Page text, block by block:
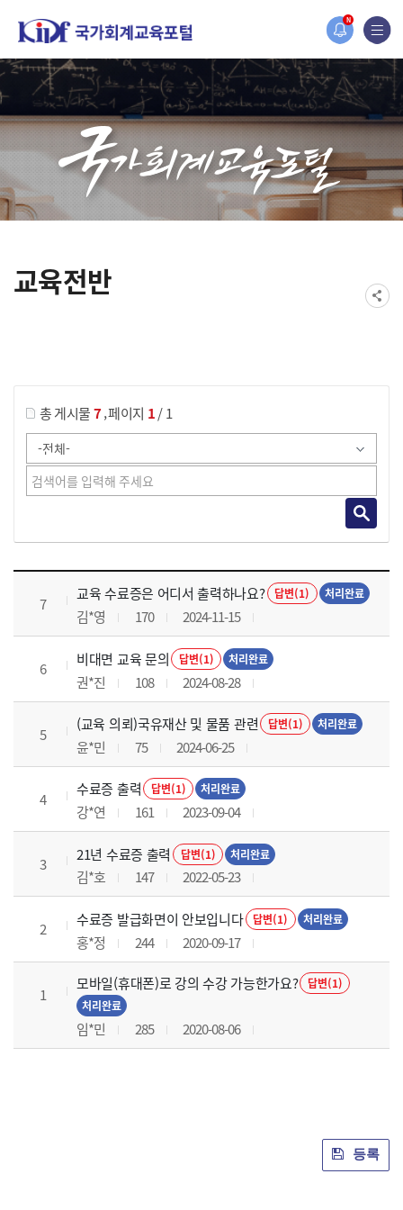
N
홈페이지가 새롭게 개편되었습니다.
한국조세재정연구원홈페이지가 새롭게 개설되었습니다.
교육전반
총 게시물7,페이지 1/ 1
교육전반 목록 으로 번호, 제목, 작성자, 조회수, 등록 일로 나열 되고 있습니다.
7
교육 수료증은 어디서 출력하나요? 답변(1) 처리완료
김*영 170 2024-11-15
6
비대면 교육 문의 답변(1) 처리완료
권*진 108 2024-08-28
5
(교육 의뢰)국유재산 및 물품 관련 답변(1) 처리완료
윤*민 75 2024-06-25
4
수료증 출력 답변(1) 처리완료
강*연 161 2023-09-04
3
21년 수료증 출력 답변(1) 처리완료
김*호 147 2022-05-23
2
수료증 발급화면이 안보입니다 답변(1) 처리완료
홍*정 244 2020-09-17
1
모바일(휴대폰)로 강의 수강 가능한가요?
답변(1)
처리완료
임*민 285 2020-08-06
등록